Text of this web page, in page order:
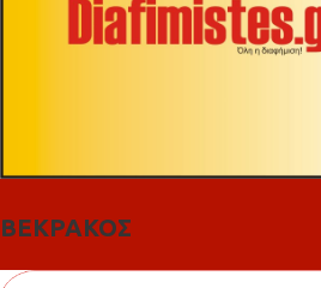
ΒΕΚΡΑΚΟΣ